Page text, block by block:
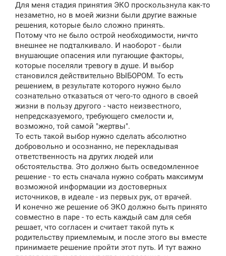
Для меня стадия принятия ЭКО проскользнула как-то
незаметно, но в моей жизни были другие важные
решения, которые было сложно принять.
Потому что не было острой необходимости, ничто
внешнее не подталкивало. И наоборот - были
внушающие опасения или пугающие факторы,
которые поселяли тревогу в душе. И выбор
становился действительно ВЫБОРОМ. То есть
решением, в результате которого нужно было
сознательно отказаться от чего-то одного в своей
жизни в пользу другого - часто неизвестного,
непредсказуемого, требующего смелости и,
возможно, той самой "жертвы".
То есть такой выбор нужно сделать абсолютно
добровольно и осознанно, не перекладывая
ответственность на других людей или
обстоятельства. Это должно быть осведомленное
решение - то есть сначала нужно собрать максимум
возможной информации из достоверных
источников, в идеале - из первых рук, от врачей.
И конечно же решение об ЭКО должно быть принято
совместно в паре - то есть каждый сам для себя
решает, что согласен и считает такой путь к
родительству приемлемым, и после этого вы вместе
принимаете решение пройти этот путь. И тут важно